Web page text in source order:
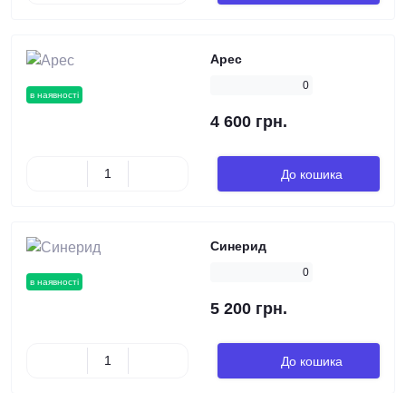
в наявності
Арес
0
4 600 грн.
До кошика
в наявності
Синерид
0
5 200 грн.
До кошика